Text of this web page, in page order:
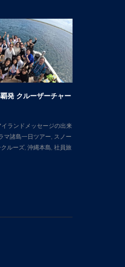
発 クルーザーチャー
イランドメッセージの出来
マ諸島一日ツアー
スノー
ルーズ, 沖縄本島 社員旅